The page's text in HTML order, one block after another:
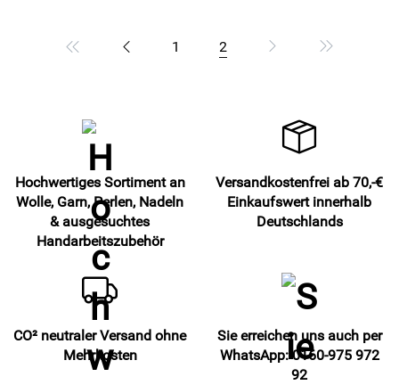
1 2
Hochwertiges Sortiment an
Wolle, Garn, Perlen, Nadeln
& ausgesuchtes
Handarbeitszubehör
Versandkostenfrei ab 70,-€
Einkaufswert innerhalb
Deutschlands
CO² neutraler Versand ohne
Mehrkosten
Sie erreichen uns auch per
WhatsApp: 0160-975 972
92